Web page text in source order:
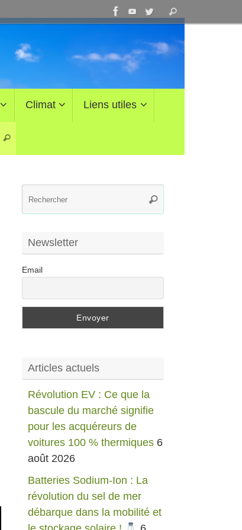
pour
:
Rechercher
Climat Liens utiles
Rechercher
Rechercher
Newsletter
Email
Articles actuels
Révolution EV : Ce que la
bascule du marché signifie
pour les acquéreurs de
voitures 100 % thermiques 6
août 2026
Batteries Sodium-Ion : La
révolution du sel de mer
débarque dans la mobilité et